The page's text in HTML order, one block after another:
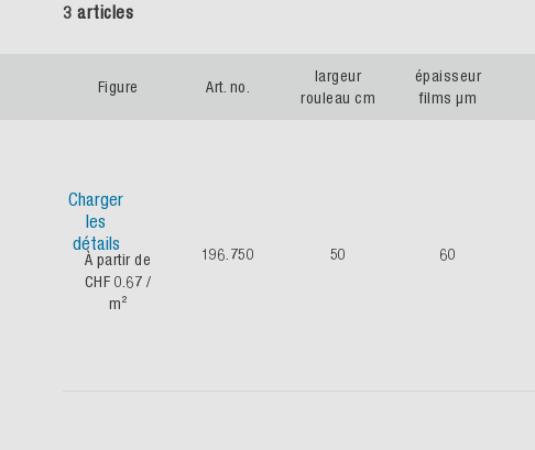
3 articles
Figure Art. no.
largeur
rouleau cm
épaisseur
films µm
Charger
les
détails
À partir de
CHF 0.67 /
m²
196.750 50 60